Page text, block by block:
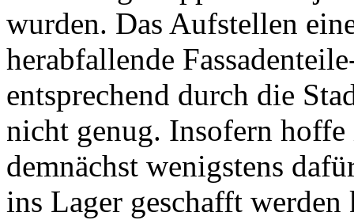
wurden. Das Aufstellen
herabfallende
entsprechend durch die
nicht genug. Insofern
demnächst wenigstens
ins Lager geschafft werden